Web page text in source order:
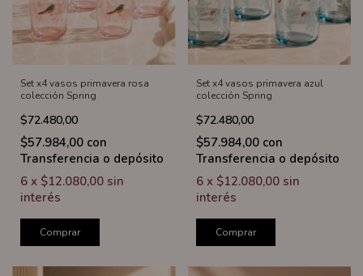
Set x4 vasos primavera rosa
colección Spring
$72.480,00
$57.984,00 con
Transferencia o depósito
6 x $12.080,00 sin
interés
Comprar
Set x4 vasos primavera azul
colección Spring
$72.480,00
$57.984,00 con
Transferencia o depósito
6 x $12.080,00 sin
interés
Comprar